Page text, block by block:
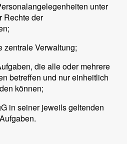
unter
Rechte der
zentrale Verwaltung;
die alle oder mehrere
betreffen und nur einheitlich
können;
in seiner jeweils geltenden